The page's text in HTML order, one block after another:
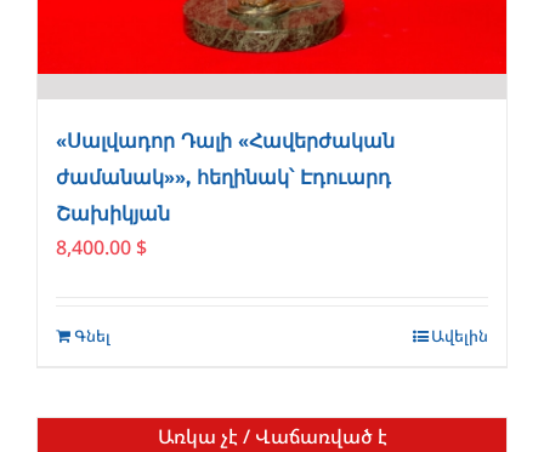
«Սալվադոր Դալի «Հավերժական
ժամանակ»», հեղինակ՝ Էդուարդ
Շախիկյան
8,400.00 $
Գնել Ավելին
Առկա չէ / Վաճառված է